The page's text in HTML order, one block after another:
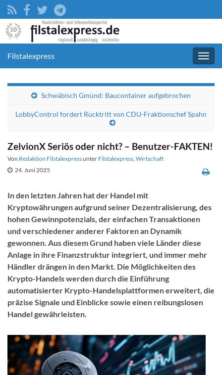
Filstalexpress
Schwäbisch Gmünd: Baucontainer aufgebrochen
LobbyControl fordert Rücktritt von CDU-Fraktionschef Spahn
ZelvionX Seriös oder nicht? – Benutzer-FAKTEN!
Von Redaktion Filstalexpressunter Filstalexpress, Wirtschaft
24. Juni 2025
In den letzten Jahren hat der Handel mit
Kryptowährungen aufgrund seiner Dezentralisierung, des
hohen Gewinnpotenzials, der einfachen Transaktionen
und verschiedener anderer Faktoren an Dynamik
gewonnen. Aus diesem Grund haben viele Länder diese
Anlage in ihre Finanzstruktur integriert, und immer mehr
Händler drängen in den Markt. Die Möglichkeiten des
Krypto-Handels werden durch die Einführung
automatisierter Krypto-Handelsplattformen erweitert, die
präzise Signale und Einblicke sowie einen reibungslosen
Handel gewährleisten.